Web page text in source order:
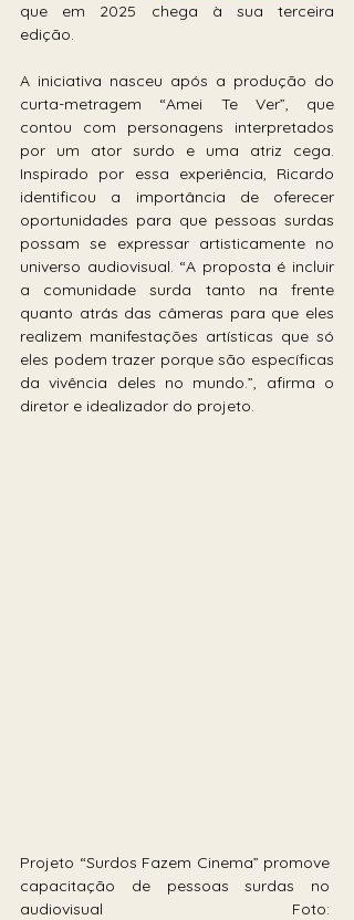
que em 2025 chega à sua terceira
edição.
A iniciativa nasceu após a produção do
curta-metragem “Amei Te Ver”, que
contou com personagens interpretados
por um ator surdo e uma atriz cega.
Inspirado por essa experiência, Ricardo
identificou a importância de oferecer
oportunidades para que pessoas surdas
possam se expressar artisticamente no
universo audiovisual. “A proposta é incluir
a comunidade surda tanto na frente
quanto atrás das câmeras para que eles
realizem manifestações artísticas que só
eles podem trazer porque são específicas
da vivência deles no mundo.”, afirma o
diretor e idealizador do projeto.
Projeto “Surdos Fazem Cinema” promove
capacitação de pessoas surdas no
audiovisual                                         Foto: